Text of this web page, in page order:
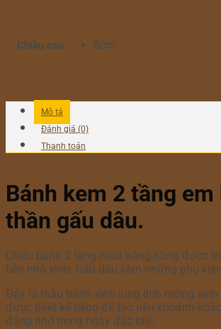
Chiều cao 8cm
Mô tả
Đánh giá (0)
Thanh toán
Bánh kem 2 tầng
thần gấu dâu.
Chiếc bành 2 tầng màu trắng hồng được
tiên nhỏ xinh, Gấu dâu kèm những phụ
Đây là mẫu bánh xinh lung linh mừng sinh
được thiết kế riêng để tạo nên khoảnh
đáng nhớ trong ngày đặc biệt.